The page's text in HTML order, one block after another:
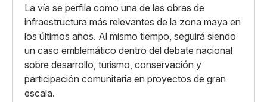
La vía se perfila como una de las obras de
infraestructura más relevantes de la zona maya en
los últimos años. Al mismo tiempo, seguirá siendo
un caso emblemático dentro del debate nacional
sobre desarrollo, turismo, conservación y
participación comunitaria en proyectos de gran
escala.